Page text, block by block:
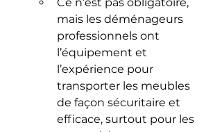
mais les déménageurs
professionnels ont
l’équipement et
l’expérience pour
transporter les meubles
de façon sécuritaire et
efficace, surtout pour les